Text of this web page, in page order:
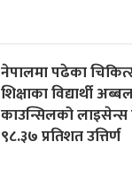
नेपालमा पढेका
शिक्षाका विद्यार्थी
काउन्सिलको लाइसेन्स
९८.३७ प्रतिशत उत्तिर्ण